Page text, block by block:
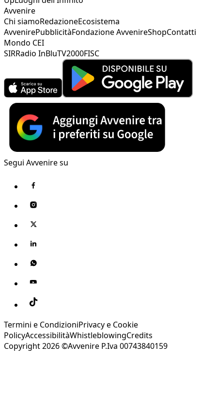
Avvenire
Chi siamoRedazioneEcosistema
AvvenirePubblicitàFondazione AvvenireShopContatti
Mondo CEI
SIRRadio InBluTV2000FISC
Segui Avvenire su
Termini e CondizioniPrivacy e Cookie
PolicyAccessibilitàWhistleblowingCredits
Copyright 2026 ©Avvenire P.Iva 00743840159